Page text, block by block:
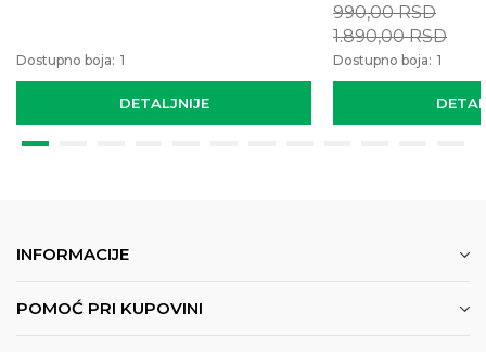
DETALJNIJE
Dostupno boja: 1
990,00RSD
1.890,00RSD
Dostupno boja: 1
INFORMACIJE
POMOĆ PRI KUPOVINI